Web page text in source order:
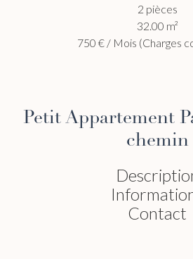
2 pièces
32.00 m²
750 € / Mois (Charges
Petit Appartement
chemin
Contact